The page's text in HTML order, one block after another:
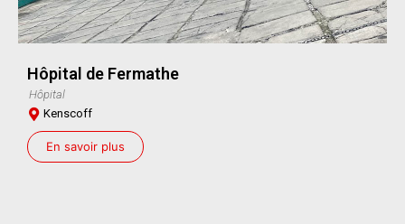
Hôpital de Fermathe
Hôpital
Kenscoff
En savoir plus